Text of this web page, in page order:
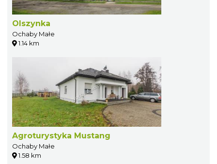
Olszynka
Ochaby Małe
1.14 km
Agroturystyka Mustang
Ochaby Małe
1.58 km